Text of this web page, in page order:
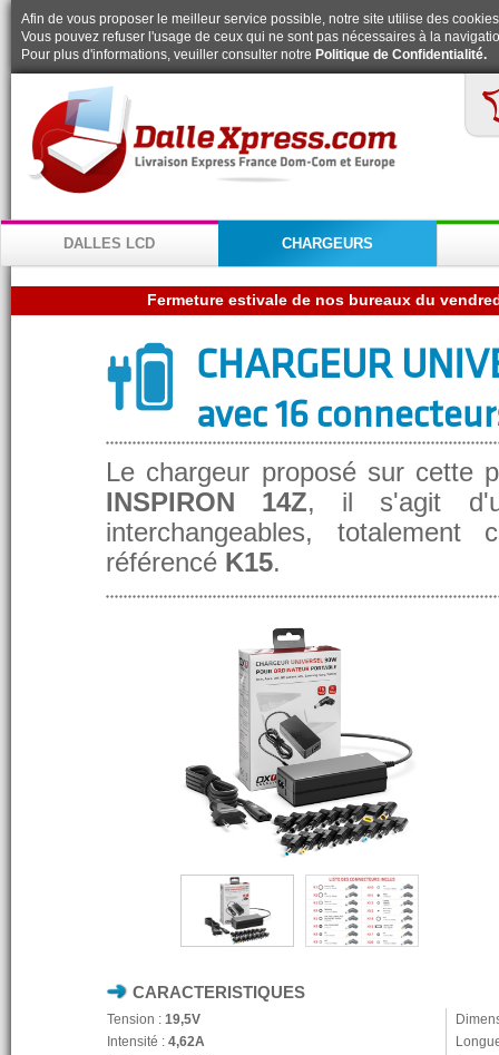
Afin de vous proposer le meilleur service possible, notre site utilise des
Vous pouvez refuser l'usage de ceux qui ne sont pas nécessaires à la
Pour plus d'informations, veuiller consulter notre Politique de Confidentialité.
DALLES LCD CHARGEURS
Fermeture estivale de nos bureaux du
CHARGEUR
avec 16
Le chargeur proposé sur cette
INSPIRON 14Z, il s'agit
interchangeables,
référencé K15.
CARACTERISTIQUES
Tension : 19,5V
Intensité : 4,62A